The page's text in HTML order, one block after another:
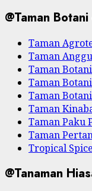
@Taman
Taman
Taman
Taman
Taman
Taman
Taman
Taman Paku
Taman
Tropical
@Tanaman